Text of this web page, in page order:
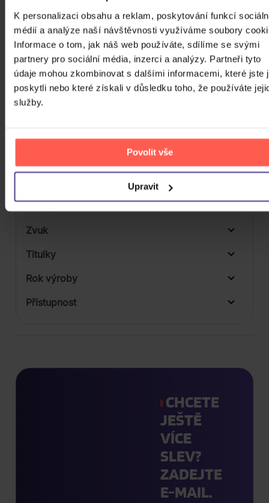
K personalizaci obsahu a reklam, poskytování funkcí
médií a analýze naší návštěvnosti využíváme soubory
Informace o tom, jak náš web používáte, sdílíme se svými
partnery pro sociální média, inzerci a analýzy. Partneři tyto
údaje mohou zkombinovat s dalšími informacemi, které jste
poskytli nebo které získali v důsledku toho, že používáte
služby.
Povolit vše
Upravit
Počet CD
1
Počet MC
Počet DVD
Počet BD
Počet vinyl
Počet Platform Album
Zvuk
Titulky
Rok výroby
Přístupnost
CHCETE
JEŠTĚ
VÍCE
SLEV?
ZADEJTE
E-MAIL.